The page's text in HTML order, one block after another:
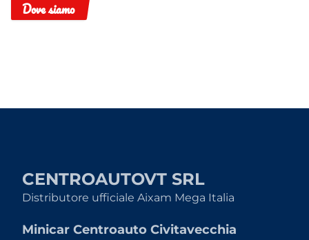
Dove siamo
CENTROAUTOVT SRL
Distributore ufficiale Aixam Mega Italia
Minicar Centroauto Civitavecchia